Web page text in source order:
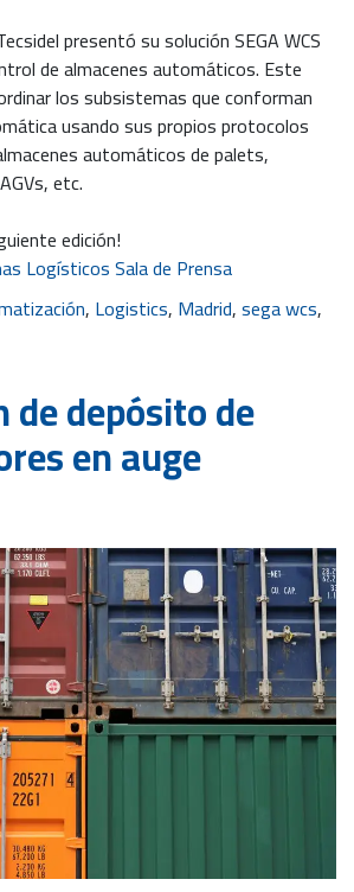
presentó su solución SEGA WCS
de almacenes automáticos. Este
los subsistemas que conforman
usando sus propios protocolos
automáticos de palets,
etc.
edición!
Logísticos Sala de Prensa
, Logistics, Madrid,sega wcs,
de depósito de
en auge